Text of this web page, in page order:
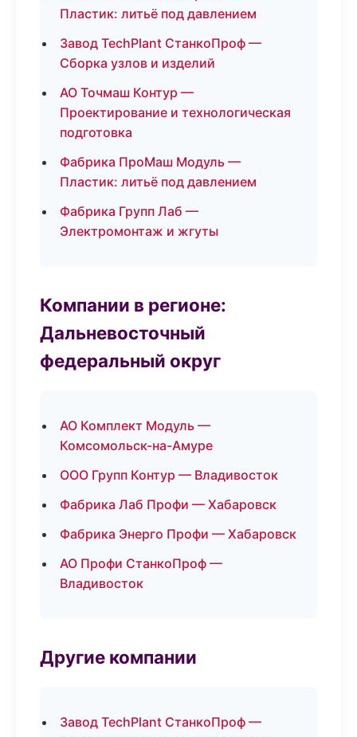
Пластик: литьё под давлением
Завод TechPlant СтанкоПроф —
Сборка узлов и изделий
АО Точмаш Контур —
Проектирование и технологическая
подготовка
Фабрика ПроМаш Модуль —
Пластик: литьё под давлением
Фабрика Групп Лаб —
Электромонтаж и жгуты
Компании в регионе:
Дальневосточный
федеральный округ
АО Комплект Модуль —
Комсомольск-на-Амуре
ООО Групп Контур — Владивосток
Фабрика Лаб Профи — Хабаровск
Фабрика Энерго Профи — Хабаровск
АО Профи СтанкоПроф —
Владивосток
Другие компании
Завод TechPlant СтанкоПроф —